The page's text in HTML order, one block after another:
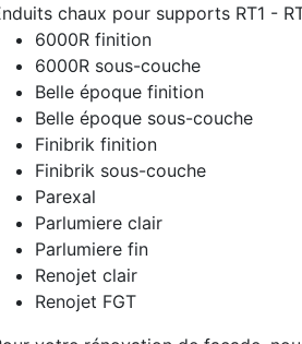
chaux pour supports RT1 -
6000R finition
6000R sous-couche
Belle époque finition
Belle époque sous-couche
Finibrik finition
Finibrik sous-couche
Parexal
Parlumiere clair
Parlumiere fin
Renojet clair
Renojet FGT